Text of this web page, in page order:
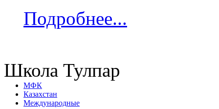
Подробнее...
Школа Тулпар
МФК
Казахстан
Международные